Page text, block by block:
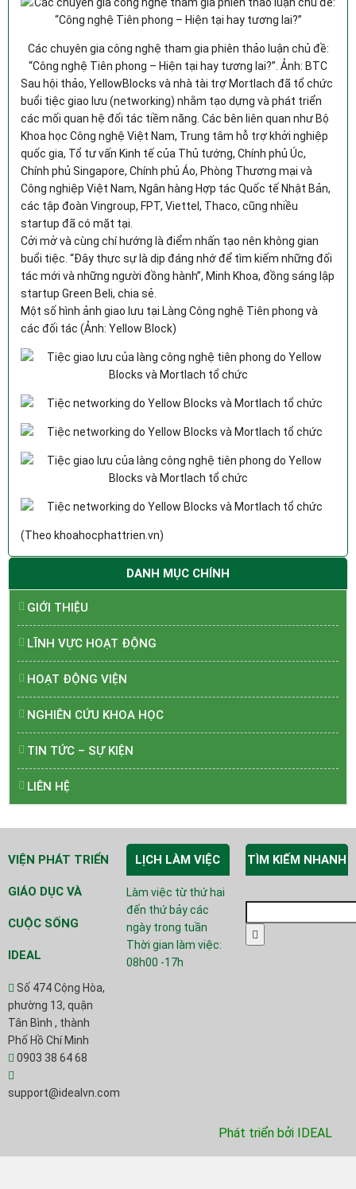
Các chuyên gia công nghệ tham gia phiên thảo luận chủ đề:
“Công nghệ Tiên phong – Hiện tại hay tương lai?”. Ảnh: BTC
Sau hội thảo, YellowBlocks và nhà tài trợ Mortlach đã tổ chức
buổi tiệc giao lưu (networking) nhằm tạo dựng và phát triển
các mối quan hệ đối tác tiềm năng. Các bên liên quan như Bộ
Khoa học Công nghệ Việt Nam, Trung tâm hỗ trợ khởi nghiệp
quốc gia, Tổ tư vấn Kinh tế của Thủ tướng, Chính phủ Úc,
Chính phủ Singapore, Chính phủ Áo, Phòng Thương mại và
Công nghiệp Việt Nam, Ngân hàng Hợp tác Quốc tế Nhật Bản,
các tập đoàn Vingroup, FPT, Viettel, Thaco, cũng nhiều
startup đã có mặt tại.
Cởi mở và cùng chí hướng là điểm nhấn tạo nên không gian
buổi tiệc. “Đây thực sự là dịp đáng nhớ để tìm kiếm những đối
tác mới và những người đồng hành”, Minh Khoa, đồng sáng lập
startup Green Beli, chia sẻ.
Một số hình ảnh giao lưu tại Làng Công nghệ Tiên phong và
các đối tác (Ảnh: Yellow Block)
(Theo khoahocphattrien.vn)
DANH MỤC CHÍNH
GIỚI THIỆU
LĨNH VỰC HOẠT ĐỘNG
HOẠT ĐỘNG VIỆN
NGHIÊN CỨU KHOA HỌC
TIN TỨC – SỰ KIỆN
LIÊN HỆ
VIỆN PHÁT TRIỂN
GIÁO DỤC VÀ
CUỘC SỐNG
IDEAL
Số 474 Cộng Hòa,
phường 13, quận
Tân Bình , thành
Phố Hồ Chí Minh
0903 38 64 68
support@idealvn.com
LỊCH LÀM VIỆC
Làm việc từ thứ hai
đến thứ bảy các
ngày trong tuần
Thời gian làm việc:
08h00 -17h
TÌM KIẾM NHANH
Tìm
Search
Phát triển bởi IDEAL